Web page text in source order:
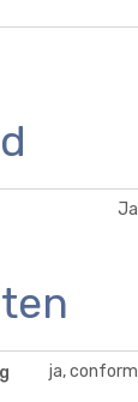
Ja
ja, conform